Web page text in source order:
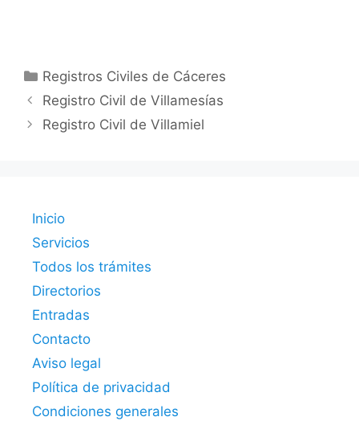
Categorías
Registros Civiles de Cáceres
Registro Civil de Villamesías
Registro Civil de Villamiel
Inicio
Servicios
Todos los trámites
Directorios
Entradas
Contacto
Aviso legal
Política de privacidad
Condiciones generales